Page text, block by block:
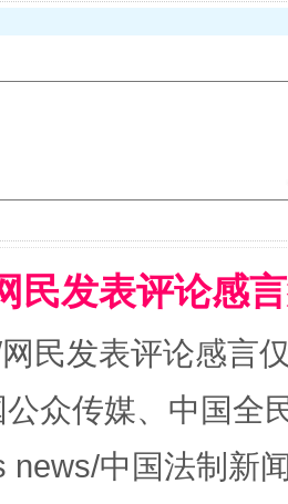
刚被判无期 从幼
民发表评论感
民发表评论感言
众传媒、中国全
news/中国法制新